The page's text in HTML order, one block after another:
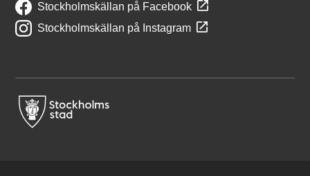
Stockholmskällan på Facebook
Stockholmskällan på Instagram